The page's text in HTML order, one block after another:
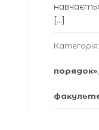
[…]
Категорія:
порядок»